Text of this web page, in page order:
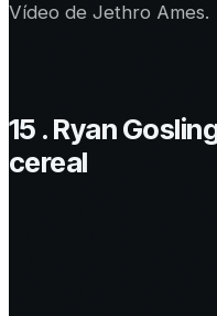
Vídeo de Jethro Ames.
15 . Ryan
cereal